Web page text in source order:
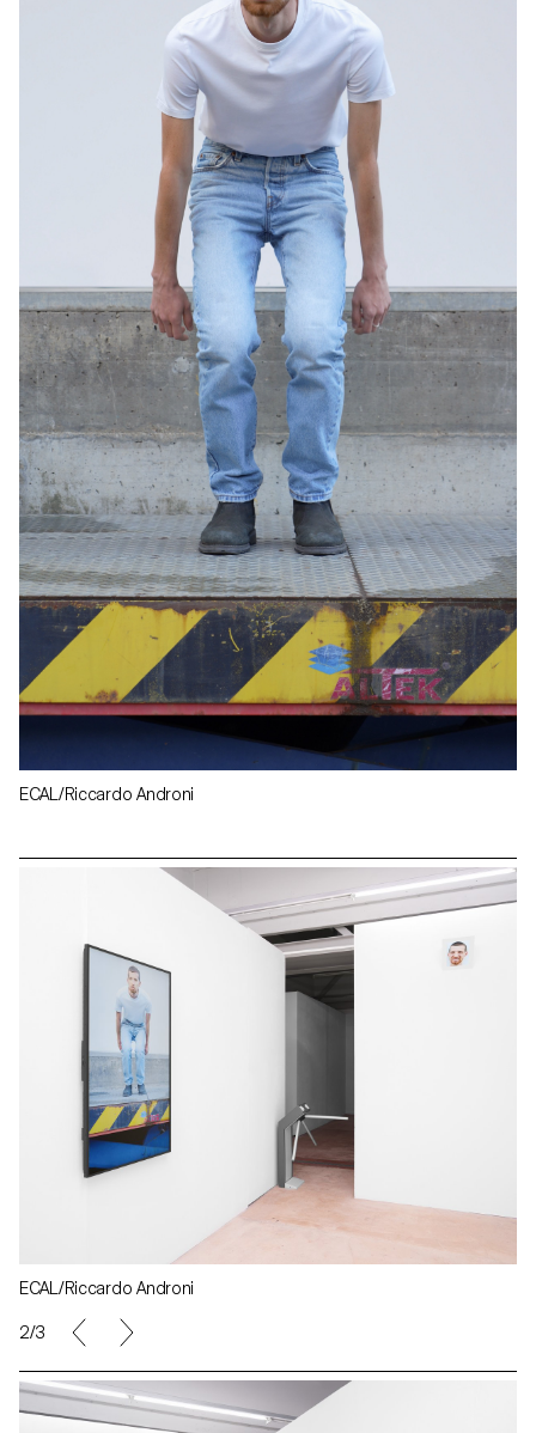
ECAL/Riccardo Androni
ECAL/Riccardo Androni
2/3